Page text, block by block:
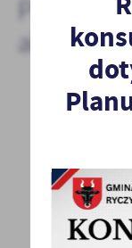
Pozostałe
Spotkanie z
Pomocy
Zapraszamy